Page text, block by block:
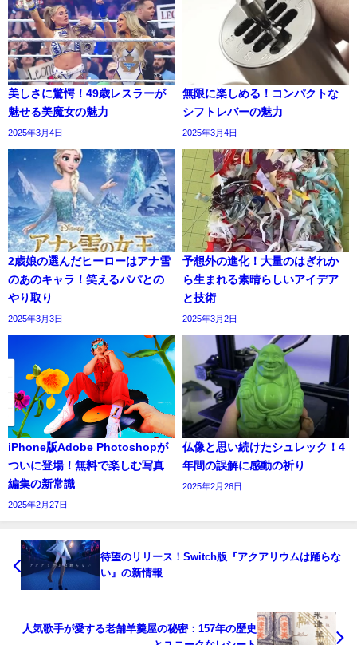
美しさに驚愕！49歳レスラーが
魅せる美魔女の魅力
2025年3月4日
無限に楽しめる！コンパクトな
シフトレバーの魅力
2025年3月4日
2歳娘の選んだヒーローはアナ雪
のあのキャラ！笑えるパパとの
やり取り
2025年3月3日
予想外の進化！大量のはぎれか
ら生まれる素晴らしいアイデア
と技術
2025年3月2日
iPhone版Adobe Photoshopが
ついに登場！無料で楽しむ写真
編集の新常識
2025年2月27日
仏像と思い続けたシュレック！4
年間の誤解に感動の祈り
2025年2月26日
待望のリリース！Switch版『アクアリウムは踊らな
い』の新情報
人気歌手が愛する老舗羊羹屋の秘密：157年の歴史